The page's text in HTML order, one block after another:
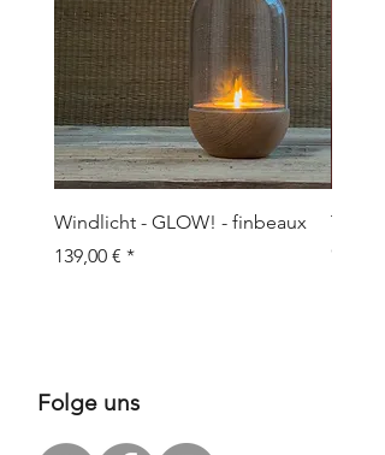
Windlicht - GLOW! - finbeaux
Prix
139,00 €
Topf/
Folge uns